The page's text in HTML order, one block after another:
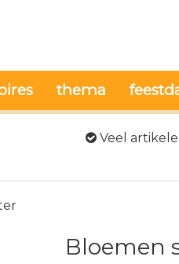
thema
Veel
Bloemen